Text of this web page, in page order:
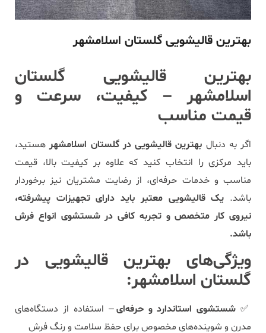
بهترین قالیشویی گلستان اسلامشهر
بهترین قالیشویی گلستان
اسلامشهر – کیفیت، سرعت و
قیمت مناسب
اگر به دنبال بهترین قالیشویی در گلستان اسلامشهر هستید،
باید مرکزی را انتخاب کنید که علاوه بر کیفیت بالا، قیمت
مناسب و خدمات حرفه‌ای، از رضایت مشتریان نیز برخوردار
باشد. یک قالیشویی معتبر باید دارای تجهیزات پیشرفته،
نیروی کار متخصص و تجربه کافی در شستشوی انواع فرش
باشد.
ویژگی‌های بهترین قالیشویی در
گلستان اسلامشهر:
✅ شستشوی استاندارد و حرفه‌ای– استفاده از دستگاه‌های
مدرن و شوینده‌های مخصوص برای حفظ سلامت و رنگ فرش